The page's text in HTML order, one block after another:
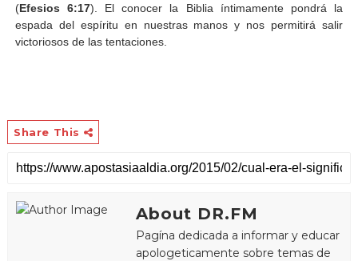
(Efesios 6:17). El conocer la Biblia íntimamente pondrá la
espada del espíritu en nuestras manos y nos permitirá salir
victoriosos de las tentaciones.
Share This
About DR.FM
Pagína dedicada a informar y educar
apologeticamente sobre temas de